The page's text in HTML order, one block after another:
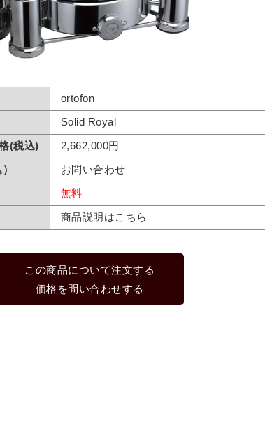
ortofon
Solid Royal
(税込)
2,662,000円
お問い合わせ
無料
商品説明はこちら
この商品について注文する
価格を問い合わせする